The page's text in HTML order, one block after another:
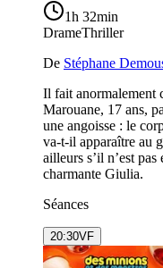
1h 32min
DrameThriller
De Stéphane
Il fait anormalement
Marouane, 17 ans,
une angoisse : le
va-t-il apparaître au
ailleurs s’il n’est
charmante Giulia.
Séances
20:30VF